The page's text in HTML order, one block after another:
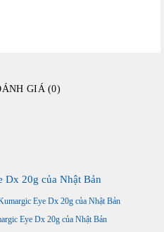
GIÁ (0)
Dx 20g của Nhật Bản
Eye Dx 20g của Nhật Bản
Eye Dx 20g của Nhật Bản